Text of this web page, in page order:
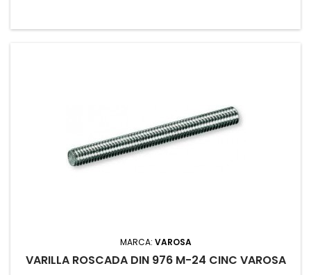
MARCA: VAROSA
VARILLA ROSCADA DIN 976 M-24 CINC VAROSA